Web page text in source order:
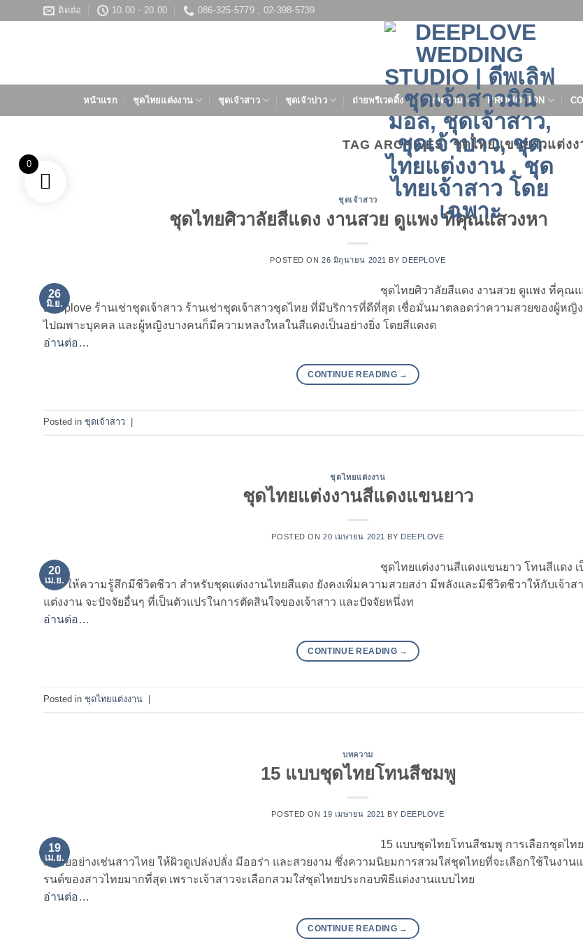
ติดต่อ 10.00 - 20.00 086-325-5779 , 02-398-5739
หน้าแรก ชุดไทยแต่งงาน ชุดเจ้าสาว ชุดเจ้าบ่าว ถ่ายพรีเวดดิ้ง บทความ PROMOTION
TAG ARCHIVES:ชุดไทยแขนยาวแต่งง
ชุดเจ้าสาว
ชุดไทยศิวาลัยสีแดง งานสวย ดูแพง ที่คุณแสวงหา
POSTED ON26 มิถุนายน 2021 BY DEEPLOVE
26
มิ.ย.
ชุดไทยศิวาลัยสีแดง งานสวย ดูแพง ที่คุณแ
Deeplove ร้านเช่าชุดเจ้าสาว ร้านเช่าชุดเจ้าสาวชุดไทย ที่มีบริการที่ดีที่สุด เชื่อมั่นมาตลอดว่าความสวยของผู้ห
ไปฌพาะบุคคล และผู้หญิงบางคนก็มีความหลงใหลในสีแดงเป็นอย่างยิ่ง โดยสีแดงต
อ่านต่อ…
CONTINUE READING →
Posted in ชุดเจ้าสาว
ชุดไทยแต่งงาน
ชุดไทยแต่งงานสีแดงแขนยาว
POSTED ON20 เมษายน 2021 BY DEEPLOVE
20
เม.ย.
ชุดไทยแต่งงานสีแดงแขนยาว โทนสีแดง
พลัง ให้ความรู้สึกมีชีวิตชีวา สำหรับชุดแต่งงานไทยสีแดง ยังคงเพิ่มความสวยสง่า มีพลังและมีชีวิตชีวาให้กับเจ้าส
แต่งงาน จะปัจจัยอื่นๆ ที่เป็นตัวแปรในการตัดสินใจของเจ้าสาว และปัจจัยหนึ่งท
อ่านต่อ…
CONTINUE READING →
Posted in ชุดไทยแต่งงาน
บทความ
15 แบบชุดไทยโทนสีชมพู
POSTED ON 19 เมษายน 2021 BY DEEPLOVE
19
เม.ย.
15 แบบชุดไทยโทนสีชมพู การเลือกชุดไท
เอเชียอย่างเช่นสาวไทย ให้ผิวดูเปล่งปลั่ง มีออร่า และสวยงาม ซึ่งความนิยมการสวมใส่ชุดไทยที่จะเลือกใช้ในงาน
รนด์ของสาวไทยมากที่สุด เพราะเจ้าสาวจะเลือกสวมใส่ชุดไทยประกอบพิธีแต่งงานแบบไทย
อ่านต่อ…
CONTINUE READING →
0